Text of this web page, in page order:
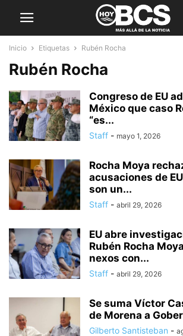
Inicio Etiquetas Rubén Rocha
Rubén Rocha
Congreso de EU
México que caso
“es...
Staff - mayo 1, 2026
Rocha Moya
acusaciones de
son un...
Staff - abril 29, 2026
EU abre
Rubén Rocha
nexos con...
Staff - abril 29, 2026
Se suma Víctor
de Morena a
Gilberto Santisteban -